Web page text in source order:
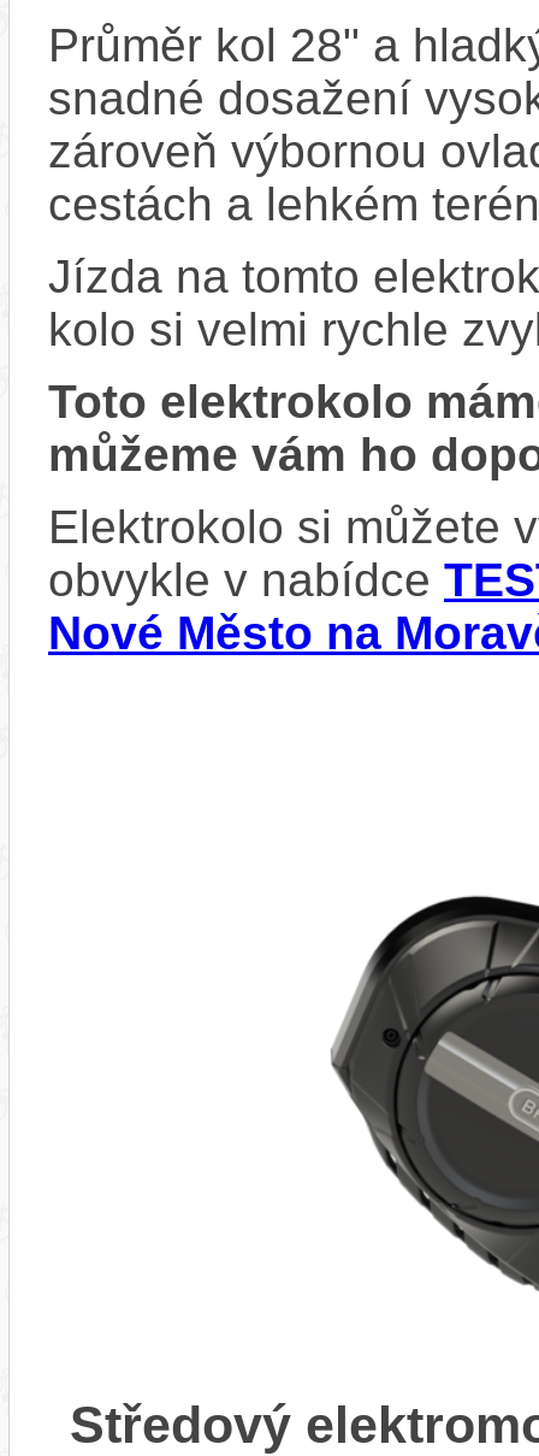
Průměr kol 28" a
snadné dosažení
zároveň výbornou
cestách a lehkém
Jízda na tomto
kolo si velmi rychle
Toto elektrokolo
můžeme vám ho
Elektrokolo si můžete
obvykle v nabídce
Nové Město na
Středový